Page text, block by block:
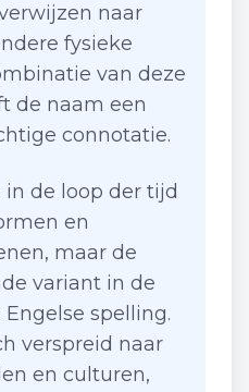
naar
fysieke
van deze
de naam een
connotatie.
in de loop der tijd
en
maar de
variant in de
spelling.
verspreid naar
en culturen,